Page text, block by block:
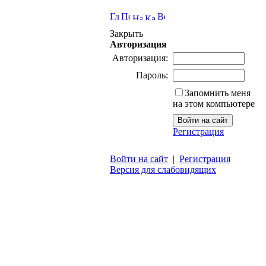
Закрыть
Авторизация
Авторизация:
Пароль:
Запомнить меня
на этом компьютере
Регистрация
Войти на сайт | Регистрация
Версия для слабовидящих